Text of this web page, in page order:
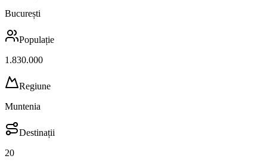
București
Populație
1.830.000
Regiune
Muntenia
Destinații
20